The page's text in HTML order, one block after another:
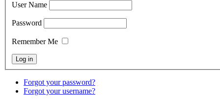
User Name
Password
Remember Me
Forgot your password?
Forgot your username?